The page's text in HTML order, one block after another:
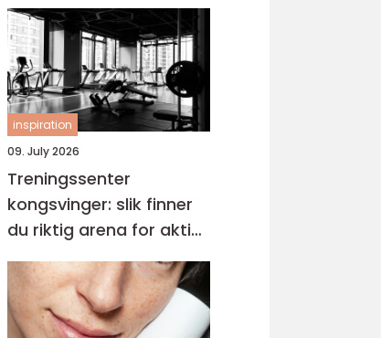
inspiration
09. July 2026
Treningssenter
kongsvinger: slik finner
du riktig arena for aktiv
hverdag